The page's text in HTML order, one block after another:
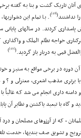
تاریک گشت و بنا به گفته
نداشتند(
[48]
). با تمام این
پاسدارى کردند. در سالهاى
خواجه نظام الملک و
قمى به دربار باز گردید.(
[49]
)
دوره در برخى مواقع به ستیز
برترى مذهب اشعرى، معتزلى و ؟ و
دارى انجام مى شد که غالباً
گاه با تبعید یاکشتن و نظایر آن
- که از آرزوهاى مصلحان و
و تشویق صف بندیها، خدمت